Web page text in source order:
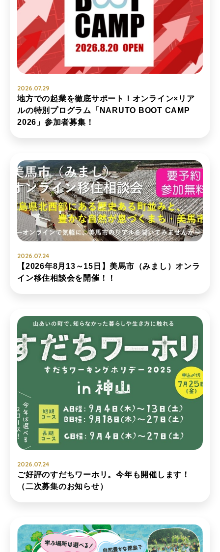
2026.07.29
地方での起業を徹底サポート！オンライン×リア
ルの特別プログラム「NARUTO BOOT CAMP
2026」参加者募集！
2026.07.24
【2026年8月13～15日】美馬市（みまし）オンラ
イン移住相談会を開催！！
2026.07.24
ご好評のすだちワーホリ。今年も開催します！
（二次募集のお知らせ）